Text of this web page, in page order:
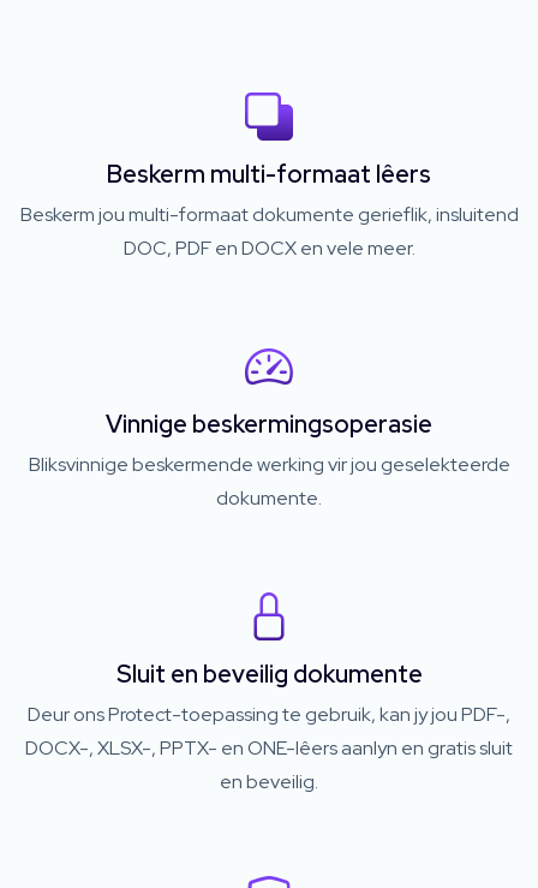
Beskerm multi-formaat lêers
Beskerm jou multi-formaat dokumente gerieflik, insluitend
DOC, PDF en DOCX en vele meer.
Vinnige beskermingsoperasie
Bliksvinnige beskermende werking vir jou geselekteerde
dokumente.
Sluit en beveilig dokumente
Deur ons Protect-toepassing te gebruik, kan jy jou PDF-,
DOCX-, XLSX-, PPTX- en ONE-lêers aanlyn en gratis sluit
en beveilig.